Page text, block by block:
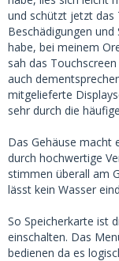
und schützt jetzt das
Beschädigungen
habe, bei meinem
sah das
auch
mitgelieferte
sehr durch die
Das Gehäuse macht
durch hochwertige
stimmen überall am
lässt kein Wasser
So Speicherkarte ist
einschalten. Das
bedienen da es